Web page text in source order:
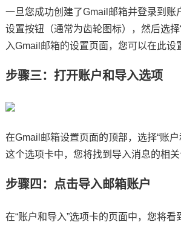
一旦您成功创建了Gmail邮箱并登录到账
设置按钮（通常为齿轮图标），然后选择
入Gmail邮箱的设置页面，您可以在此设
步骤三：打开账户和导入选项
在Gmail邮箱设置页面的顶部，选择“账
这个选项卡中，您将找到导入消息的相关
步骤四：点击导入邮箱账户
在“账户和导入”选项卡的页面中，您将看